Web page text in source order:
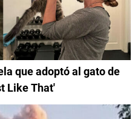
que adoptó al gato de
Like That'